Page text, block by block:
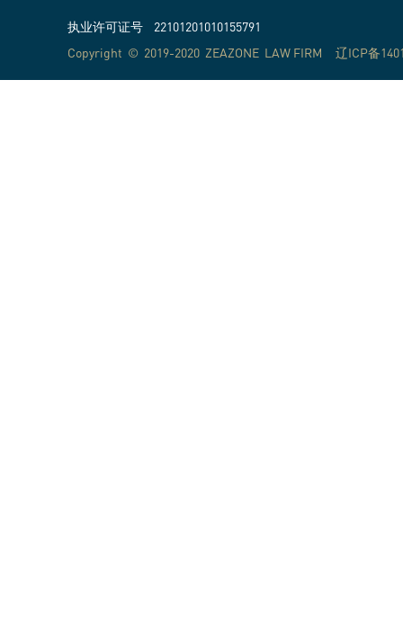
执业许可证号 22101201010155791
Copyright © 2019-2020 ZEAZONE LAW FIRM
辽ICP备